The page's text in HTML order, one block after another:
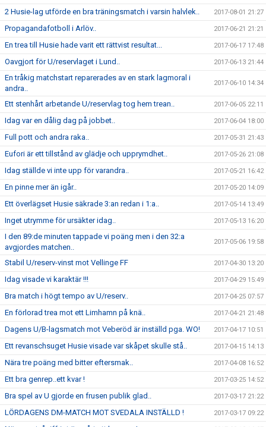
2 Husie-lag utförde en bra träningsmatch i varsin halvlek.. 2017-08-01 21:27
Propagandafotboll i Arlöv.. 2017-06-21 21:21
En trea till Husie hade varit ett rättvist resultat... 2017-06-17 17:48
Oavgjort för U/reservlaget i Lund.. 2017-06-13 21:44
En tråkig matchstart reparerades av en stark lagmoral i
andra..
2017-06-10 14:34
Ett stenhårt arbetande U/reservlag tog hem trean.. 2017-06-05 22:11
Idag var en dålig dag på jobbet.. 2017-06-04 18:00
Full pott och andra raka.. 2017-05-31 21:43
Eufori är ett tillstånd av glädje och upprymdhet.. 2017-05-26 21:08
Idag ställde vi inte upp för varandra.. 2017-05-21 16:42
En pinne mer än igår.. 2017-05-20 14:09
Ett överlägset Husie säkrade 3:an redan i 1:a.. 2017-05-14 13:49
Inget utrymme för ursäkter idag.. 2017-05-13 16:20
I den 89:de minuten tappade vi poäng men i den 32:a
avgjordes matchen..
2017-05-06 19:58
Stabil U/reserv-vinst mot Vellinge FF 2017-04-30 13:20
Idag visade vi karaktär !!! 2017-04-29 15:49
Bra match i högt tempo av U/reserv.. 2017-04-25 07:57
En förlorad trea mot ett Limhamn på knä.. 2017-04-21 21:48
Dagens U/B-lagsmatch mot Veberöd är inställd pga. WO! 2017-04-17 10:51
Ett revanschsuget Husie visade var skåpet skulle stå.. 2017-04-15 14:13
Nära tre poäng med bitter eftersmak.. 2017-04-08 16:52
Ett bra genrep..ett kvar ! 2017-03-25 14:52
Bra spel av U gjorde en frusen publik glad.. 2017-03-17 21:22
LÖRDAGENS DM-MATCH MOT SVEDALA INSTÄLLD ! 2017-03-17 09:22